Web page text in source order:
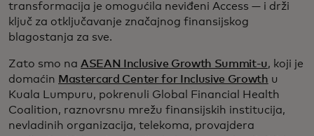
transformacija je omogućila neviđeni Access — i drži
ključ za otključavanje značajnog finansijskog
blagostanja za sve.
Zato smo na ASEAN Inclusive Growth Summit-u, koji je
domaćin Mastercard Center for Inclusive Growth u
Kuala Lumpuru, pokrenuli Global Financial Health
Coalition, raznovrsnu mrežu finansijskih institucija,
nevladinih organizacija, telekoma, provajdera